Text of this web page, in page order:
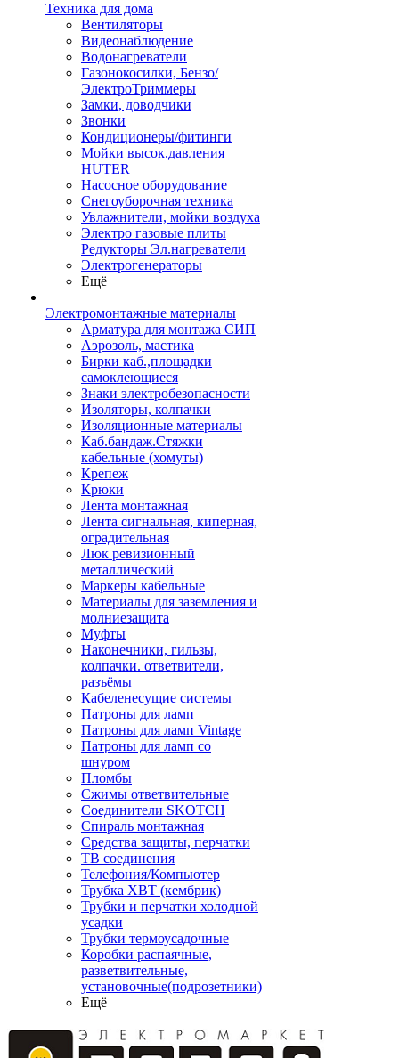
Техника для дома
Вентиляторы
Видеонаблюдение
Водонагреватели
Газонокосилки, Бензо/
ЭлектроТриммеры
Замки, доводчики
Звонки
Кондиционеры/фитинги
Мойки высок.давления
HUTER
Насосное оборудование
Снегоуборочная техника
Увлажнители, мойки воздуха
Электро газовые плиты
Редукторы Эл.нагреватели
Электрогенераторы
Ещё
Электромонтажные материалы
Арматура для монтажа СИП
Аэрозоль, мастика
Бирки каб.,площадки
самоклеющиеся
Знаки электробезопасности
Изоляторы, колпачки
Изоляционные материалы
Каб.бандаж.Стяжки
кабельные (хомуты)
Крепеж
Крюки
Лента монтажная
Лента сигнальная, киперная,
оградительная
Люк ревизионный
металлический
Маркеры кабельные
Материалы для заземления и
молниезащита
Муфты
Наконечники, гильзы,
колпачки. ответвители,
разъёмы
Кабеленесущие системы
Патроны для ламп
Патроны для ламп Vintage
Патроны для ламп со
шнуром
Пломбы
Сжимы ответвительные
Соединители SKOTCH
Спираль монтажная
Средства защиты, перчатки
ТВ соединения
Телефония/Компьютер
Трубка ХВТ (кембрик)
Трубки и перчатки холодной
усадки
Трубки термоусадочные
Коробки распаячные,
разветвительные,
установочные(подрозетники)
Ещё